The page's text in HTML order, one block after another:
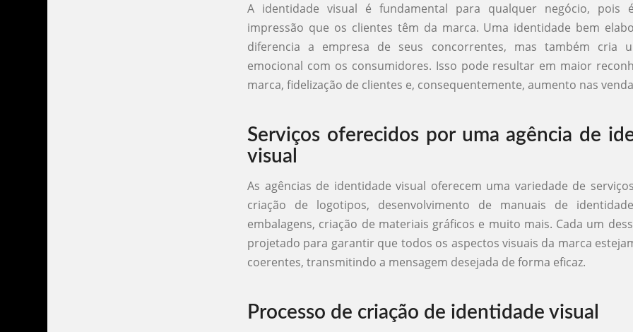
A identidade visual é fundamental para qualquer negócio, pois
impressão que os clientes têm da marca. Uma identidade bem
diferencia a empresa de seus concorrentes, mas também cria
emocional com os consumidores. Isso pode resultar em maior
marca, fidelização de clientes e, consequentemente, aumento nas
Serviços oferecidos por uma agência de
visual
As agências de identidade visual oferecem uma variedade de
criação de logotipos, desenvolvimento de manuais de
embalagens, criação de materiais gráficos e muito mais. Cada um
projetado para garantir que todos os aspectos visuais da marca
coerentes, transmitindo a mensagem desejada de forma eficaz.
Processo de criação de identidade visual